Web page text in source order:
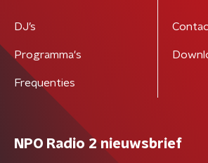
DJ’s
Programma's
Frequenties
NPO Radio 2 nieuwsbrief